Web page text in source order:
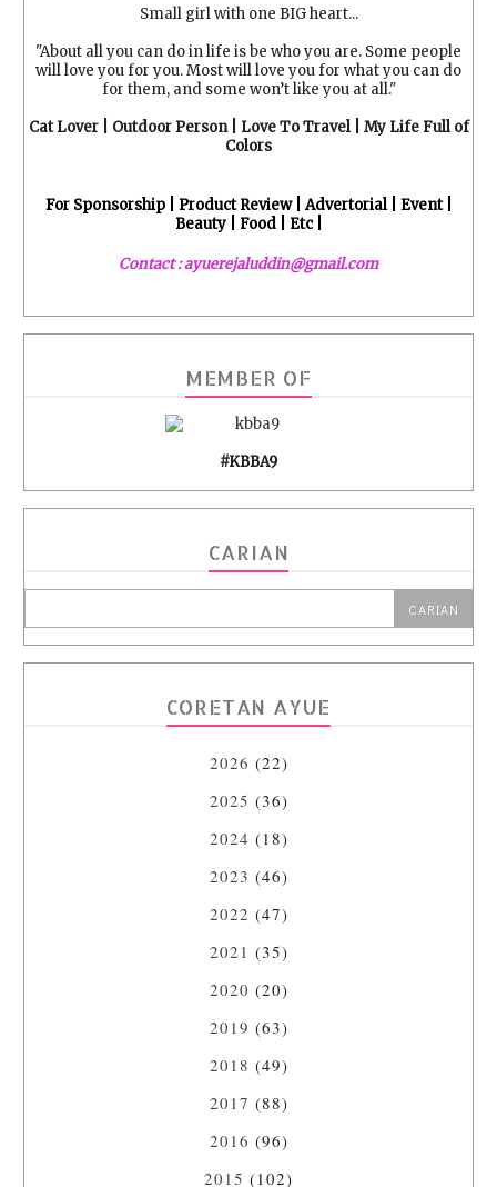
Small girl with one BIG heart...
"About all you can do in life is be who you are. Some people
will love you for you. Most will love you for what you can do
for them, and some won’t like you at all."
Cat Lover | Outdoor Person | Love To Travel | My Life Full of
Colors
For Sponsorship | Product Review | Advertorial | Event |
Beauty | Food | Etc |
Contact : ayuerejaluddin@gmail.com
MEMBER OF
#KBBA9
CARIAN
CORETAN AYUE
2026 (22)
2025 (36)
2024 (18)
2023 (46)
2022 (47)
2021 (35)
2020 (20)
2019 (63)
2018 (49)
2017 (88)
2016 (96)
2015 (102)